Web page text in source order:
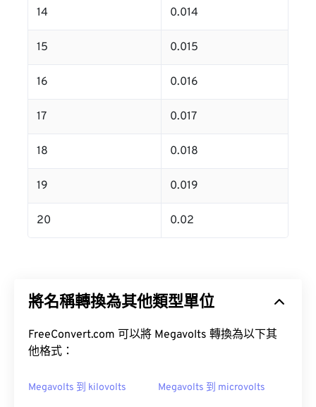
14 0.014
15 0.015
16 0.016
17 0.017
18 0.018
19 0.019
20 0.02
將名稱轉換為其他類型單位
FreeConvert.com 可以將 Megavolts 轉換為以下其
他格式：
Megavolts 到 kilovolts Megavolts 到 microvolts